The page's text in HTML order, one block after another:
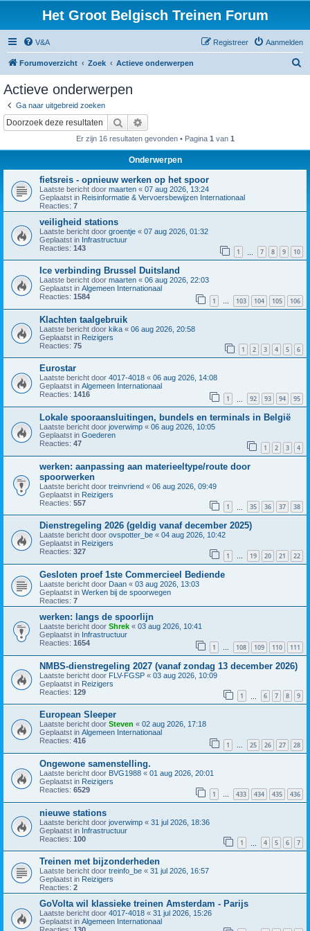
Het Groot Belgisch Treinen Forum
V&A Aanmelden
Registreer
Forumoverzicht Zoek Actieve onderwerpen
Actieve onderwerpen
Ga naar uitgebreid zoeken
Zoek
Er zijn 16 resultaten gevonden • Pagina 1 van 1
Onderwerpen
fietsreis - opnieuw werken op het spoor
Laatste bericht door maarten « 07 aug 2026, 13:24
Geplaatst in Reisinformatie & Vervoersbewijzen Internationaal
Reacties: 7
veiligheid stations
Laatste bericht door groentje « 07 aug 2026, 01:32
Geplaatst in Infrastructuur
Reacties: 143 1 7 8 9 10
Ice verbinding Brussel Duitsland
Laatste bericht door maarten « 06 aug 2026, 22:03
Geplaatst in Algemeen Internationaal
Reacties: 1584 1 … 103 104 105 106
Klachten taalgebruik
Laatste bericht door kika « 06 aug 2026, 20:58
Geplaatst in Reizigers
Reacties: 75 1 2 3 4 5 6
Eurostar
Laatste bericht door 4017-4018 « 06 aug 2026, 14:08
Geplaatst in Algemeen Internationaal
Reacties: 1416 1 92 93 94 95
Lokale spooraansluitingen, bundels en terminals in België
Laatste bericht door joverwimp « 06 aug 2026, 10:05
Geplaatst in Goederen
Reacties: 47 1 2 3 4
werken: aanpassing aan materieeltype/route door
spoorwerken
Laatste bericht door treinvriend « 06 aug 2026, 09:49
Geplaatst in Reizigers
Reacties: 557 1 35 36 37 38
Dienstregeling 2026 (geldig vanaf december 2025)
Laatste bericht door ovspotter_be « 04 aug 2026, 10:42
Geplaatst in Reizigers
Reacties: 327 1 … 19 20 21 22
Gesloten proef 1ste Commercieel Bediende
Laatste bericht door Daan « 03 aug 2026, 13:03
Geplaatst in Werken bij de spoorwegen
Reacties: 7
werken: langs de spoorlijn
Laatste bericht door Shrek « 03 aug 2026, 10:41
Geplaatst in Infrastructuur
Reacties: 1654 1 … 108 109 110 111
NMBS-dienstregeling 2027 (vanaf zondag 13 december 2026)
Laatste bericht door FLV-FGSP « 03 aug 2026, 10:09
Geplaatst in Reizigers
Reacties: 129 1 6 7 8 9
European Sleeper
Laatste bericht door Steven « 02 aug 2026, 17:18
Geplaatst in Algemeen Internationaal
Reacties: 416 1 … 25 26 27 28
Ongewone samenstelling.
Laatste bericht door BVG1988 « 01 aug 2026, 20:01
Geplaatst in Reizigers
Reacties: 6529 1 … 433 434 435 436
nieuwe stations
Laatste bericht door joverwimp « 31 jul 2026, 18:36
Geplaatst in Infrastructuur
Reacties: 100 1 4 5 6 7
Treinen met bijzonderheden
Laatste bericht door treinfo_be « 31 jul 2026, 16:57
Geplaatst in Reizigers
Reacties: 2
GoVolta wil klassieke treinen Amsterdam - Parijs
Laatste bericht door 4017-4018 « 31 jul 2026, 15:26
Geplaatst in Algemeen Internationaal